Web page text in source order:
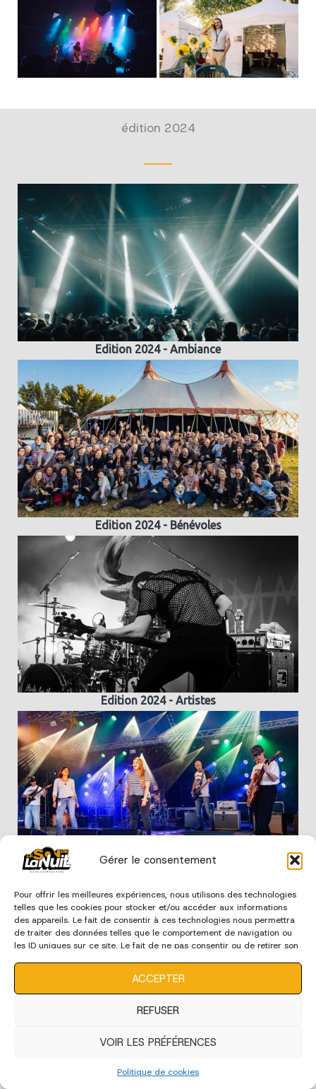
Gérer le consentement
Pour offrir les meilleures expériences, nous utilisons des technologies
telles que les cookies pour stocker et/ou accéder aux informations
des appareils. Le fait de consentir à ces technologies nous permettra
de traiter des données telles que le comportement de navigation ou
les ID uniques sur ce site. Le fait de ne pas consentir ou de retirer son
ACCEPTER
REFUSER
VOIR LES PRÉFÉRENCES
Politique de cookies
édition 2024
Edition 2024 - Ambiance
Edition 2024 - Bénévoles
Edition 2024 - Artistes
édition 2023